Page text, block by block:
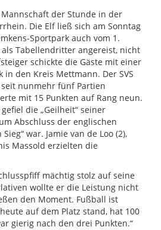
Mannschaft der Stunde in der
Die Elf ließ sich am Sonntag
Sportpark auch vom 1.
Tabellendritter angereist, nicht
schickte die Gäste mit einer
in den Kreis Mettmann. Der SVS
nunmehr fünf Partien
mit 15 Punkten auf Rang neun.
die „Geilheit“ seiner
Abschluss der englischen
war. Jamie van de Loo (2),
Massold erzielten die
mächtig stolz auf seine
wollte er die Leistung nicht
den Moment. Fußball ist
auf dem Platz stand, hat 100
gierig nach den drei Punkten.“